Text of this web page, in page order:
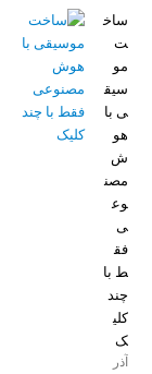
ساخ
ت
مو
سیق
ی با
هو
ش
مصن
وع
ی
فق
ط با
چند
کلی
ک
آذر